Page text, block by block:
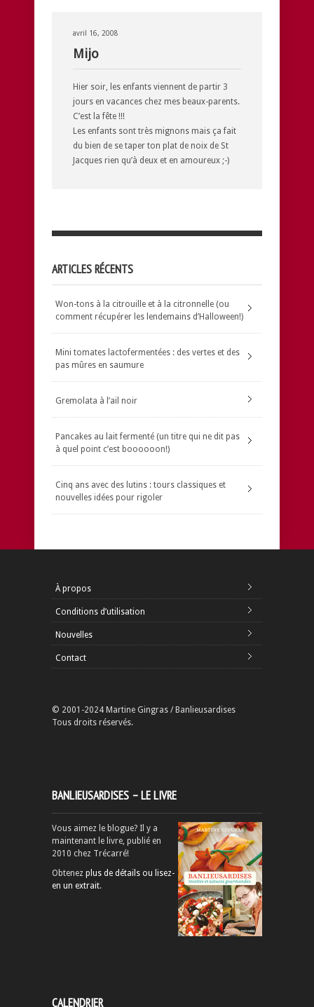
avril 16, 2008
Mijo
Hier soir, les enfants viennent de partir 3
jours en vacances chez mes beaux-parents.
C’est la fête !!!
Les enfants sont très mignons mais ça fait
du bien de se taper ton plat de noix de St
Jacques rien qu’à deux et en amoureux ;-)
ARTICLES RÉCENTS
Won-tons à la citrouille et à la citronnelle (ou
comment récupérer les lendemains d’Halloween!)
Mini tomates lactofermentées : des vertes et des
pas mûres en saumure
Gremolata à l’ail noir
Pancakes au lait fermenté (un titre qui ne dit pas
à quel point c’est boooooon!)
Cinq ans avec des lutins : tours classiques et
nouvelles idées pour rigoler
À propos
Conditions d’utilisation
Nouvelles
Contact
© 2001-2024 Martine Gingras / Banlieusardises
Tous droits réservés.
BANLIEUSARDISES – LE LIVRE
Vous aimez le blogue? Il y a
maintenant le livre, publié en
2010 chez Trécarré!
Obtenez plus de détails ou lisez-
en un extrait.
CALENDRIER